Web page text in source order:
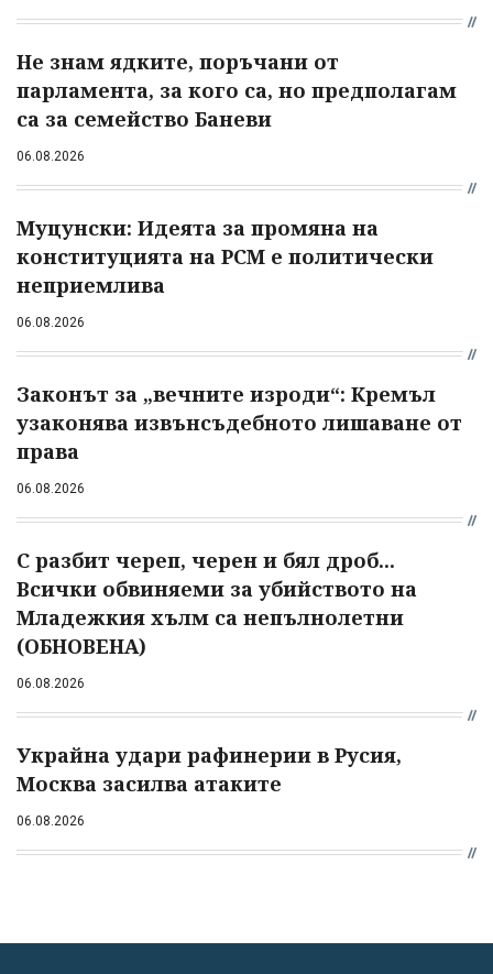
Не знам ядките, поръчани от
парламента, за кого са, но предполагам
са за семейство Баневи
06.08.2026
Муцунски: Идеята за промяна на
конституцията на РСМ е политически
неприемлива
06.08.2026
Законът за „вечните изроди“: Кремъл
узаконява извънсъдебното лишаване от
права
06.08.2026
С разбит череп, черен и бял дроб...
Всички обвиняеми за убийството на
Младежкия хълм са непълнолетни
(ОБНОВЕНА)
06.08.2026
Украйна удари рафинерии в Русия,
Москва засилва атаките
06.08.2026